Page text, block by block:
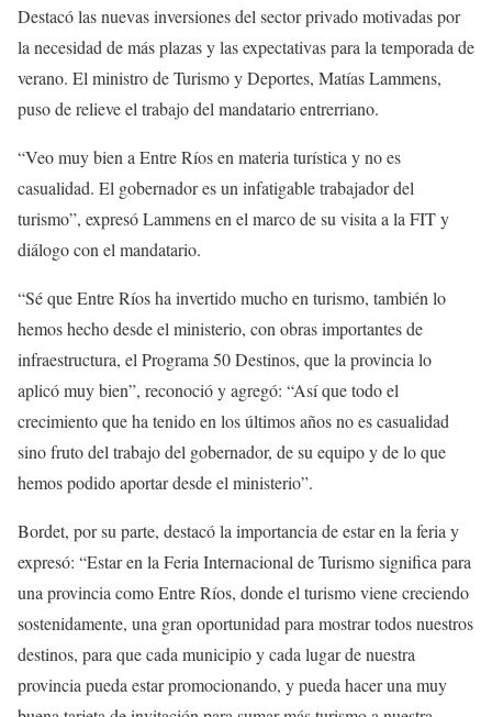
Destacó las nuevas inversiones del sector privado motivadas por
la necesidad de más plazas y las expectativas para la temporada de
verano. El ministro de Turismo y Deportes, Matías Lammens,
puso de relieve el trabajo del mandatario entrerriano.
“Veo muy bien a Entre Ríos en materia turística y no es
casualidad. El gobernador es un infatigable trabajador del
turismo”, expresó Lammens en el marco de su visita a la FIT y
diálogo con el mandatario.
“Sé que Entre Ríos ha invertido mucho en turismo, también lo
hemos hecho desde el ministerio, con obras importantes de
infraestructura, el Programa 50 Destinos, que la provincia lo
aplicó muy bien”, reconoció y agregó: “Así que todo el
crecimiento que ha tenido en los últimos años no es casualidad
sino fruto del trabajo del gobernador, de su equipo y de lo que
hemos podido aportar desde el ministerio”.
Bordet, por su parte, destacó la importancia de estar en la feria y
expresó: “Estar en la Feria Internacional de Turismo significa para
una provincia como Entre Ríos, donde el turismo viene creciendo
sostenidamente, una gran oportunidad para mostrar todos nuestros
destinos, para que cada municipio y cada lugar de nuestra
provincia pueda estar promocionando, y pueda hacer una muy